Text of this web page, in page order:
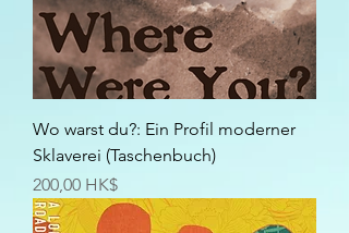
Wo warst du?: Ein Profil moderner
Sklaverei (Taschenbuch)
Preis
200,00 HK$